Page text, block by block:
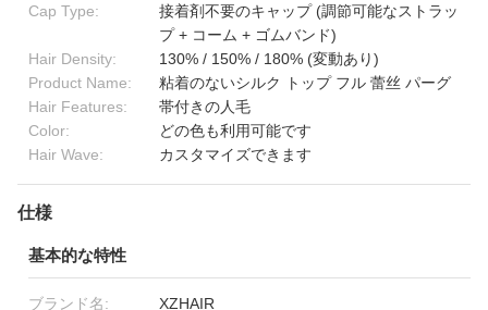
Cap Type:
接着剤不要のキャップ (調節可能なストラッ
プ + コーム + ゴムバンド)
Hair Density:
130% / 150% / 180% (変動あり)
Product Name:
粘着のないシルク トップ フル 蕾丝 パーグ
Hair Features:
帯付きの人毛
Color:
どの色も利用可能です
Hair Wave:
カスタマイズできます
仕様
基本的な特性
ブランド名:
XZHAIR